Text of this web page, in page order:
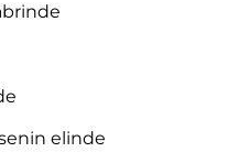
elinde